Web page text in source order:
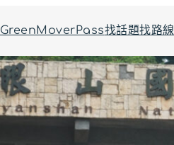
GreenMoverPass找話題找路線